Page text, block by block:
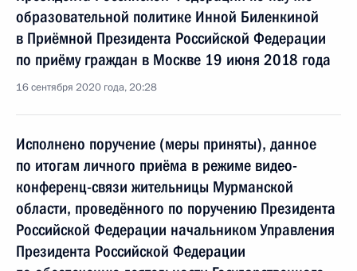
образовательной политике Инной Биленкиной
в Приёмной Президента Российской Федерации
по приёму граждан в Москве 19 июня 2018 года
16 сентября 2020 года, 20:28
Исполнено поручение (меры приняты), данное
по итогам личного приёма в режиме видео-
конференц-связи жительницы Мурманской
области, проведённого по поручению Президента
Российской Федерации начальником Управления
Президента Российской Федерации